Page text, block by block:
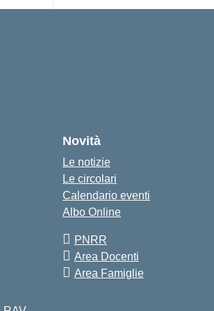
Novità
Le notizie
Le circolari
Calendario eventi
Albo Online
PNRR
Area Docenti
Area Famiglie